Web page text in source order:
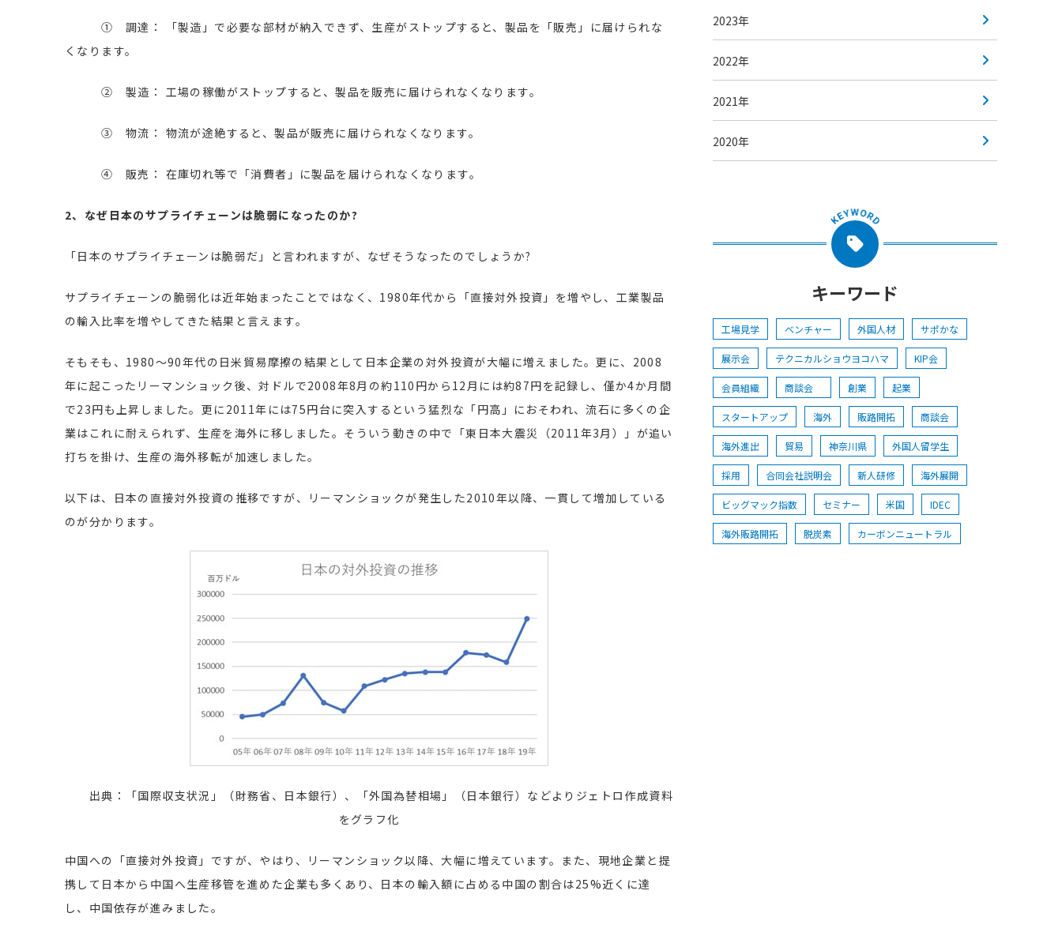
① 調達： 「製造」で必要な部材が納入できず、生産がストップすると、製品を「販売」に届けられな
くなります。
② 製造： 工場の稼働がストップすると、製品を販売に届けられなくなります。
③ 物流： 物流が途絶すると、製品が販売に届けられなくなります。
④ 販売： 在庫切れ等で「消費者」に製品を届けられなくなります。
2、なぜ日本のサプライチェーンは脆弱になったのか?
「日本のサプライチェーンは脆弱だ」と言われますが、なぜそうなったのでしょうか?
サプライチェーンの脆弱化は近年始まったことではなく、1980年代から「直接対外投資」を増やし、工業製品
の輸入比率を増やしてきた結果と言えます。
そもそも、1980～90年代の日米貿易摩擦の結果として日本企業の対外投資が大幅に増えました。更に、2008
年に起こったリーマンショック後、対ドルで2008年8月の約110円から12月には約87円を記録し、僅か4か月間
で23円も上昇しました。更に2011年には75円台に突入するという猛烈な「円高」におそわれ、流石に多くの企
業はこれに耐えられず、生産を海外に移しました。そういう動きの中で「東日本大震災（2011年3月）」が追い
打ちを掛け、生産の海外移転が加速しました。
以下は、日本の直接対外投資の推移ですが、リーマンショックが発生した2010年以降、一貫して増加している
のが分かります。
出典：「国際収支状況」（財務省、日本銀行）、「外国為替相場」（日本銀行）などよりジェトロ作成資料
をグラフ化
中国への「直接対外投資」ですが、やはり、リーマンショック以降、大幅に増えています。また、現地企業と提
携して日本から中国へ生産移管を進めた企業も多くあり、日本の輸入額に占める中国の割合は25%近くに達
し、中国依存が進みました。
2023年
2022年
2021年
2020年
キーワード
工場見学 ベンチャー 外国人材 サポかな
展示会 テクニカルショウヨコハマ KIP会
会員組織 商談会 創業 起業
スタートアップ 海外 販路開拓 商談会
海外進出 貿易 神奈川県 外国人留学生
採用 合同会社説明会 新人研修 海外展開
ビッグマック指数 セミナー 米国 IDEC
海外販路開拓 脱炭素 カーボンニュートラル